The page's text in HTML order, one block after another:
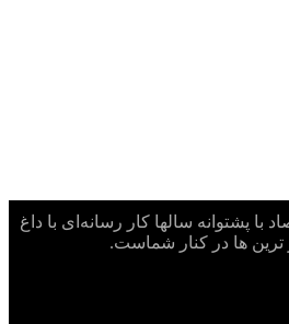
با پشتوانه سالها کار رسانه‌ای با داغ
ترین ها در کنار شماست.